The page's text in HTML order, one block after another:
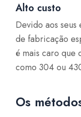
Alto custo
Devido aos
de fabricação
é mais caro que
como 304 ou
Os